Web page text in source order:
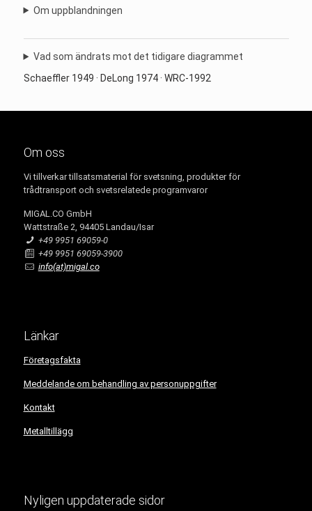
Om uppblandningen
Vad som ändrats mot det tidigare diagrammet
Schaeffler 1949 · DeLong 1974 · WRC-1992
Om oss
Vi tillverkar tillsatsmaterial för svetsning, produkter för
trådtransport och svetsrelatede programvaror
MIGAL.CO GmbH
Wattstraße 2, 94405 Landau/Isar
+49 9951 69059-0
+49 9951 69059-3900
info(at)migal.co
Länkar
Företagsfakta
Meddelande om behandling av personuppgifter
Kontakt
Metalltillägg
Nyligen uppdaterade sidor